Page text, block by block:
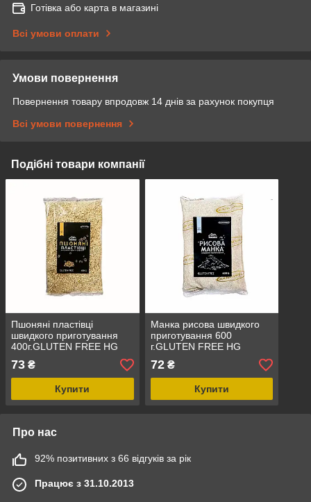
Готівка або карта в магазині
Всі умови оплати
Умови повернення
Повернення товару впродовж 14 днів за рахунок покупця
Всі умови повернення
Подібні товари компанії
Пшоняні пластівці
швидкого приготування
400г.GLUTEN FREE HG
73 ₴
Купити
Манка рисова швидкого
приготування 600
г.GLUTEN FREE HG
72₴
Купити
Про нас
92% позитивних з 66 відгуків за рік
Працює з 31.10.2013